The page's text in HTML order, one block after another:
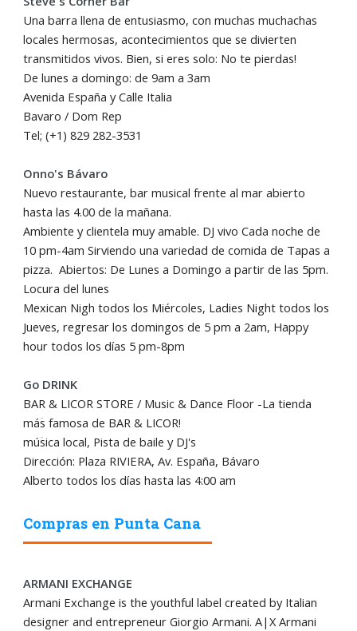
Una barra llena de entusiasmo, con muchas muchachas
locales hermosas, acontecimientos que se divierten
transmitidos vivos. Bien, si eres solo: No te pierdas!
De lunes a domingo: de 9am a 3am
Avenida España y Calle Italia
Bavaro / Dom Rep
Tel; (+1) 829 282-3531
Onno's Bávaro
Nuevo restaurante, bar musical frente al mar abierto
hasta las 4.00 de la mañana.
Ambiente y clientela muy amable. DJ vivo Cada noche de
10 pm-4am Sirviendo una variedad de comida de Tapas a
pizza. Abiertos: De Lunes a Domingo a partir de las 5pm.
Locura del lunes
Mexican Nigh todos los Miércoles, Ladies Night todos los
Jueves, regresar los domingos de 5 pm a 2am, Happy
hour todos los días 5 pm-8pm
Go DRINK
BAR & LICOR STORE / Music & Dance Floor -La tienda
máؘs famosa de BAR & LICOR!
múؘsica local, Pista de baile y DJ's
Dirección: Plaza RIVIERA, Av. España, Bávaro
Alberto todos los días hasta las 4:00 am
Compras en Punta Cana
ARMANI EXCHANGE
Armani Exchange is the youthful label created by Italian
designer and entrepreneur Giorgio Armani. A|X Armani